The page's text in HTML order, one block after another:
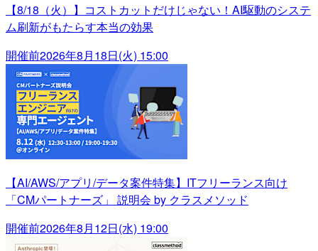
【8/18（火）】コストカットだけじゃない！AI駆動のシステ
ム刷新がもたらす本当の効果
開催前2026年8月18日(火) 15:00
【AI/AWS/アプリ/データ案件特集】ITフリーランス向け
「CMパートナーズ」 説明会 by クラスメソッド
開催前2026年8月12日(水) 19:00